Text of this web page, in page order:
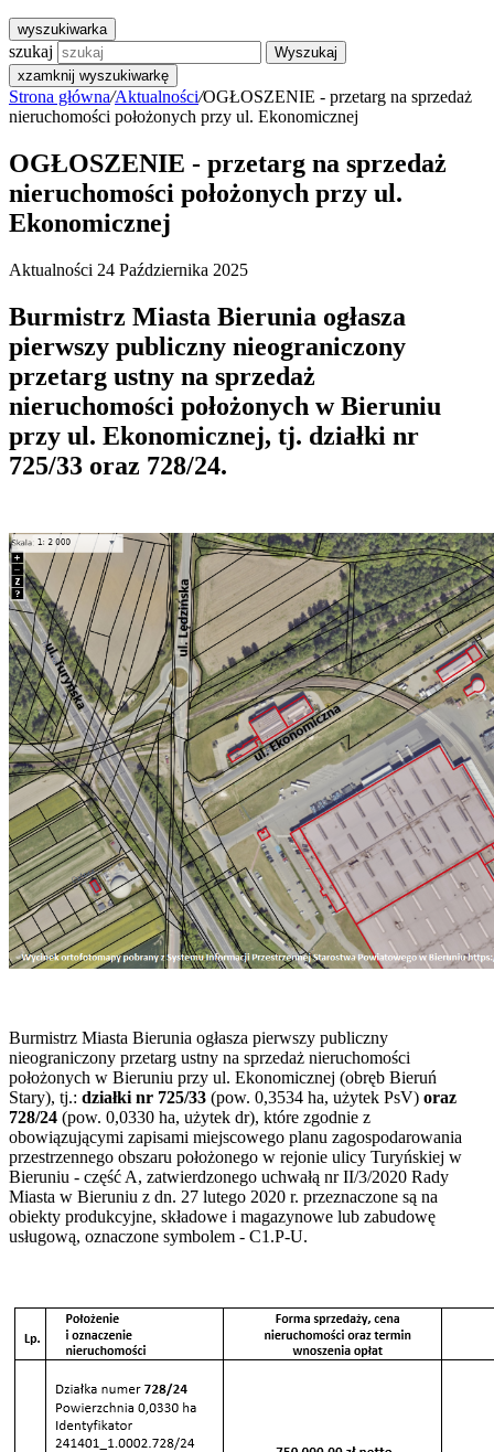
wyszukiwarka
szukaj
Wyszukaj
xzamknij wyszukiwarkę
Strona główna/Aktualności/OGŁOSZENIE - przetarg na sprzedaż
nieruchomości położonych przy ul. Ekonomicznej
OGŁOSZENIE - przetarg na sprzedaż
nieruchomości położonych przy ul.
Ekonomicznej
Aktualności 24 Października 2025
Burmistrz Miasta Bierunia ogłasza
pierwszy publiczny nieograniczony
przetarg ustny na sprzedaż
nieruchomości położonych w Bieruniu
przy ul. Ekonomicznej, tj. działki nr
725/33 oraz 728/24.
Burmistrz Miasta Bierunia ogłasza pierwszy publiczny
nieograniczony przetarg ustny na sprzedaż nieruchomości
położonych w Bieruniu przy ul. Ekonomicznej (obręb Bieruń
Stary), tj.: działki nr 725/33 (pow. 0,3534 ha, użytek PsV) oraz
728/24 (pow. 0,0330 ha, użytek dr), które zgodnie z
obowiązującymi zapisami miejscowego planu zagospodarowania
przestrzennego obszaru położonego w rejonie ulicy Turyńskiej w
Bieruniu - część A, zatwierdzonego uchwałą nr II/3/2020 Rady
Miasta w Bieruniu z dn. 27 lutego 2020 r. przeznaczone są na
obiekty produkcyjne, składowe i magazynowe lub zabudowę
usługową, oznaczone symbolem - C1.P-U.